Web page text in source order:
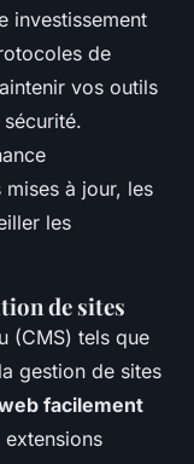
investissement
de
vos outils
à jour, les
les
de sites
(CMS) tels que
gestion de sites
facilement